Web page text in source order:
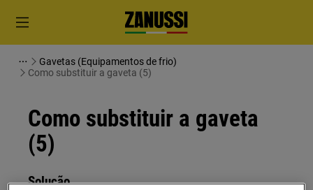
Gavetas (Equipamentos de frio)
Como substituir a gaveta (5)
Como substituir a gaveta
(5)
Solução